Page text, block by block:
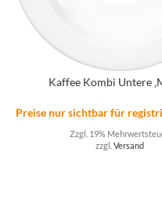
Kaffee Kombi Untere
Preise nur sichtbar für
Zzgl. 19%
zzgl. Versand